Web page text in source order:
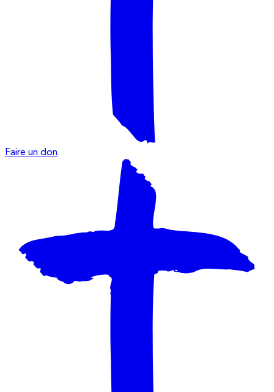
Faire un don